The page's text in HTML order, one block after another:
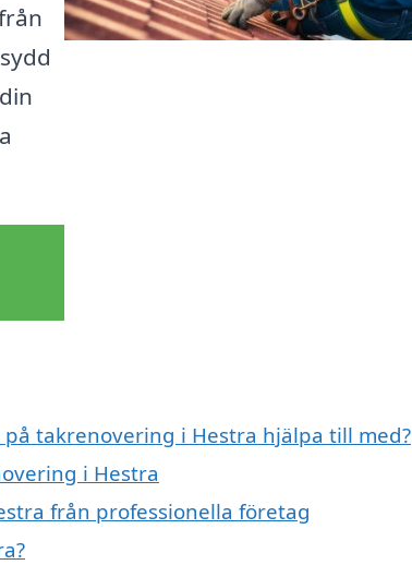
takrenovering i Hestra hjälpa till med?
i Hestra
från professionella företag